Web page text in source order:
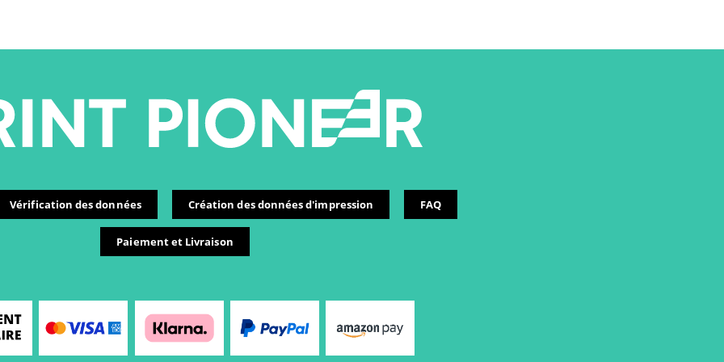
Vérification des données Création des données d'impression FAQ
Paiement et Livraison